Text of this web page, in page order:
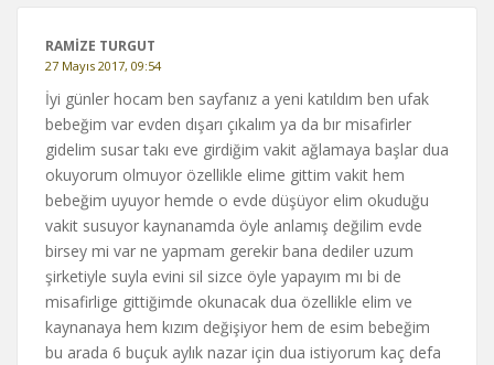
RAMIZE TURGUT
27 Mayıs 2017, 09:54
İyi günler hocam ben sayfanız a yeni katıldım ben ufak
bebeğim var evden dışarı çıkalım ya da bır misafirler
gidelim susar takı eve girdiğim vakit ağlamaya başlar dua
okuyorum olmuyor özellikle elime gittim vakit hem
bebeğim uyuyor hemde o evde düşüyor elim okuduğu
vakit susuyor kaynanamda öyle anlamış değilim evde
birsey mi var ne yapmam gerekir bana dediler uzum
şirketiyle suyla evini sil sizce öyle yapayım mı bi de
misafirlige gittiğimde okunacak dua özellikle elim ve
kaynanaya hem kızım değişiyor hem de esim bebeğim
bu arada 6 buçuk aylık nazar için dua istiyorum kaç defa